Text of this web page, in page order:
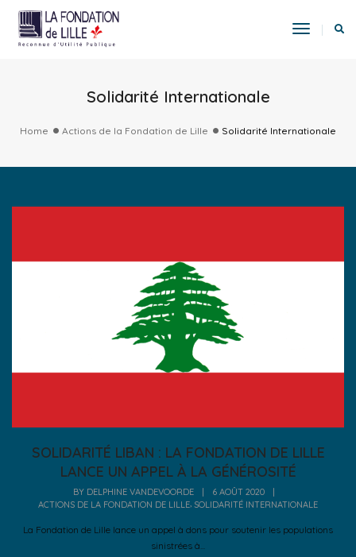
Toggle
Solidarité Internationale
Home Actions de la Fondation de Lille Solidarité Internationale
SOLIDARITÉ LIBAN : LA FONDATION DE LILLE
LANCE UN APPEL À LA GÉNÉROSITÉ
BY DELPHINE VANDEVOORDE 6 AOÛT 2020
ACTIONS DE LA FONDATION DE LILLE, SOLIDARITÉ INTERNATIONALE
La Fondation de Lille lance un appel à dons pour soutenir les populations
sinistrées à...